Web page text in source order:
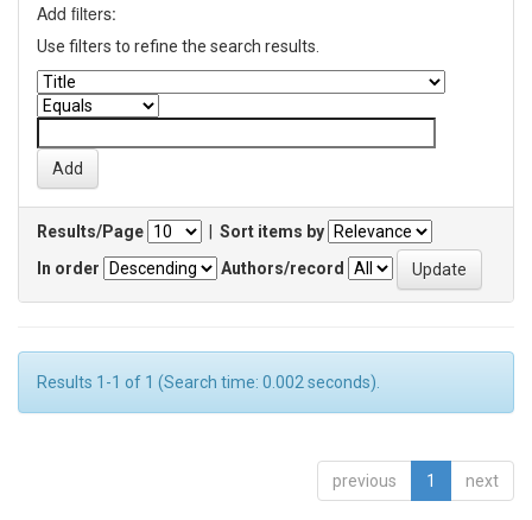
Add filters:
Use filters to refine the search results.
Results/Page
Sort items by
In order
Authors/record
Results 1-1 of 1 (Search time: 0.002 seconds).
previous 1 next